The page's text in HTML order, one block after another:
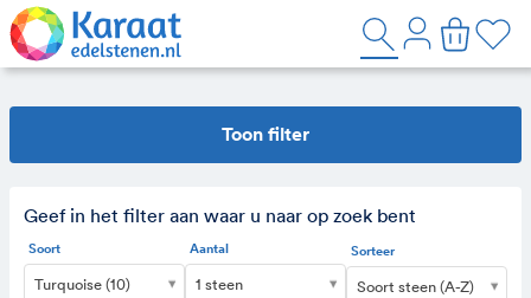
Toon filter
Geef in het filter aan waar u naar op zoek bent
Soort
Turquoise (10)
Aantal
1 steen
Sorteer
Soort steen (A-Z)